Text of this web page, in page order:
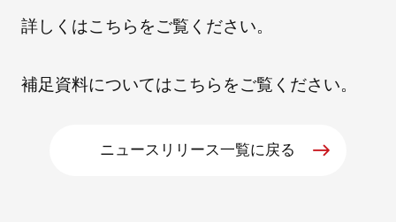
ニュースリリース
朝日インテックとは
医療関係の皆さまへ
詳しくはこちら をご覧ください。
補足資料についてはこちら をご覧ください。
ニュースリリース一覧に戻る